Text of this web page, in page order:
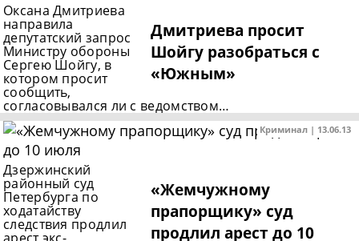
Дмитриева просит
Шойгу разобраться с
«Южным»
Оксана Дмитриева
направила
депутатский запрос
Министру обороны
Сергею Шойгу, в
котором просит
сообщить,
согласовывался ли с ведомством…
Криминал | 13.06.13
«Жемчужному
прапорщику» суд
продлил арест до 10
Дзержинский
районный суд
Петербурга по
ходатайству
следствия продлил